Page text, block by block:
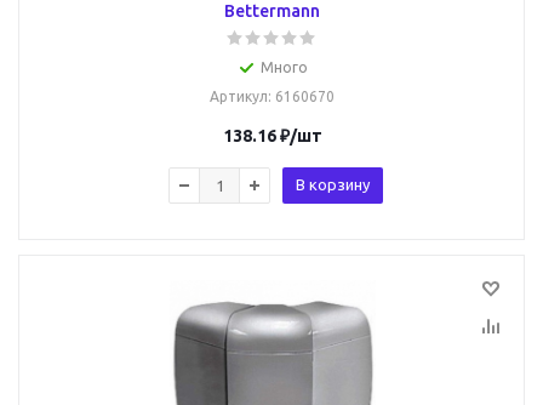
Bettermann
Много
Артикул: 6160670
138.16₽/шт
В корзину